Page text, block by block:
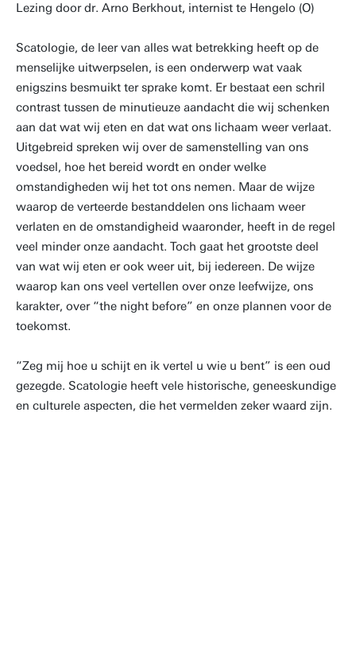
Lezing door dr. Arno Berkhout, internist te Hengelo (O)
Scatologie, de leer van alles wat betrekking heeft op de
menselijke uitwerpselen, is een onderwerp wat vaak
enigszins besmuikt ter sprake komt. Er bestaat een schril
contrast tussen de minutieuze aandacht die wij schenken
aan dat wat wij eten en dat wat ons lichaam weer verlaat.
Uitgebreid spreken wij over de samenstelling van ons
voedsel, hoe het bereid wordt en onder welke
omstandigheden wij het tot ons nemen. Maar de wijze
waarop de verteerde bestanddelen ons lichaam weer
verlaten en de omstandigheid waaronder, heeft in de regel
veel minder onze aandacht. Toch gaat het grootste deel
van wat wij eten er ook weer uit, bij iedereen. De wijze
waarop kan ons veel vertellen over onze leefwijze, ons
karakter, over “the night before” en onze plannen voor de
toekomst.
“Zeg mij hoe u schijt en ik vertel u wie u bent” is een oud
gezegde. Scatologie heeft vele historische, geneeskundige
en culturele aspecten, die het vermelden zeker waard zijn.